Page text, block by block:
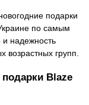
подарки
по самым
надежность
возрастных групп.
Blaze